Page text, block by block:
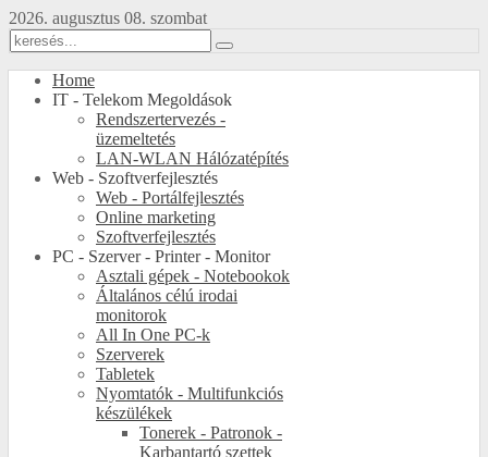
2026. augusztus 08. szombat
Home
IT - Telekom Megoldások
Rendszertervezés -
üzemeltetés
LAN-WLAN Hálózatépítés
Web - Szoftverfejlesztés
Web - Portálfejlesztés
Online marketing
Szoftverfejlesztés
PC - Szerver - Printer - Monitor
Asztali gépek - Notebookok
Általános célú irodai
monitorok
All In One PC-k
Szerverek
Tabletek
Nyomtatók - Multifunkciós
készülékek
Tonerek - Patronok -
Karbantartó szettek